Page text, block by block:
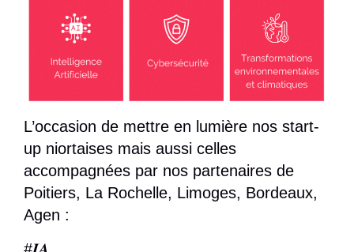
L’occasion de mettre en lumière nos start-
up niortaises mais aussi celles
accompagnées par nos partenaires de
Poitiers, La Rochelle, Limoges, Bordeaux,
Agen :
#𝑰𝑨